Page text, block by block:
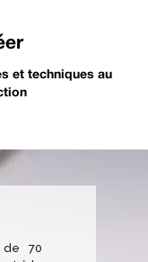
et techniques au
de 70